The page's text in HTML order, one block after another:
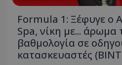
Formula 1: Ξέφυγε ο
Spa, νίκη με... άρωμα
βαθμολογία σε
κατασκευαστές